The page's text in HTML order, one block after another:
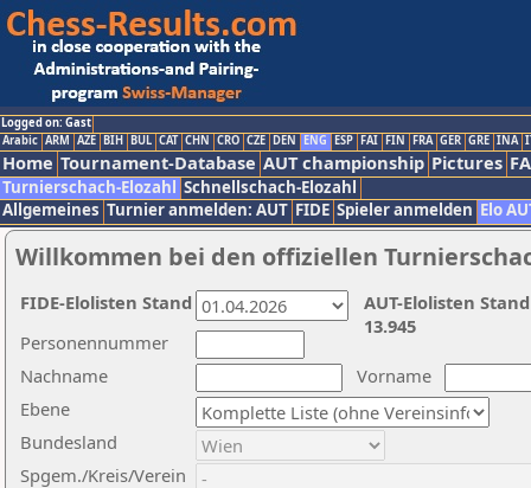
Logged on: Gast
Arabic ARM AZE BIH BUL CAT CHN CRO CZE DEN ENG ESP FAI FIN FRA GER GRE INA
Home Tournament-Database AUT championship Pictures
Turnierschach-Elozahl Schnellschach-Elozahl
Allgemeines Turnier anmelden: AUT FIDE Spieler anmelden Elo
Willkommen bei den offiziellen
Nachname
Vorname
Ebene
Personennummer
Bundesland
Spgem./Kreis/Verein
AUT-Elolisten
13.945
FIDE-Elolisten Stand